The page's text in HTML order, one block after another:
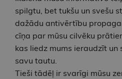
spilgtu, bet tukšu un svešu
dažādu antivērtību
cīņa par mūsu cilvēku
kas liedz mums ieraudzīt
savu tautu.
Tieši tādēļ ir svarīgi mūsu